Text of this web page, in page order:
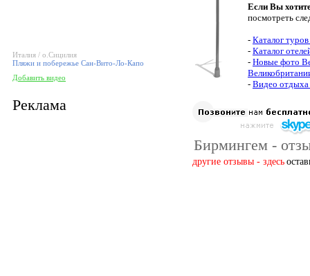
Италия / о.Сицилия
Пляжи и побережье Сан-Вито-Ло-Капо
Добавить видео
Реклама
Если Вы
посмотреть
- Каталог
- Каталог
- Новые фото
- Видео отдыха
Бирмингем -
другие отзывы - здесь